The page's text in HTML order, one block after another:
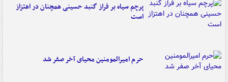
پرچم سیاه بر فراز گنبد حسینی همچنان در اهتزاز
است
حرم امیرالمومنین محیای آخر صفر شد